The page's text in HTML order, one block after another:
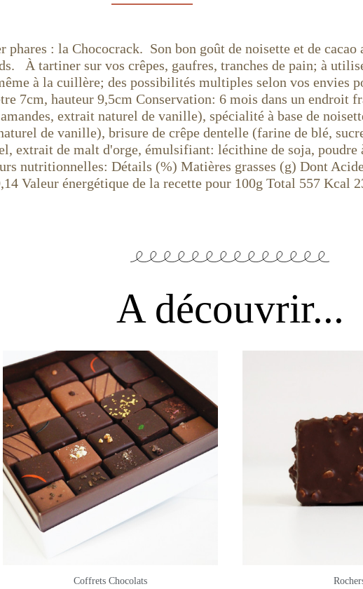
phares : la Chococrack. Son bon goût de noisette et de
À tartiner sur vos crêpes, gaufres, tranches de pain; à
à la cuillère; des possibilités multiples selon vos
7cm, hauteur 9,5cm Conservation: 6 mois dans un endroit
extrait naturel de vanille), spécialité à base de
de vanille), brisure de crêpe dentelle (farine de blé,
extrait de malt d'orge, émulsifiant: lécithine de soja,
nutritionnelles: Détails (%) Matières grasses (g) Dont
Valeur énergétique de la recette pour 100g Total 557 Kcal
A découvrir...
Coffrets Chocolats